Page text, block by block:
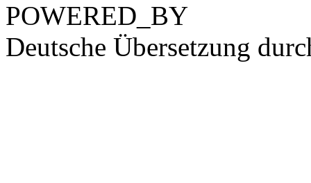
POWERED_BY
Deutsche Übersetzung